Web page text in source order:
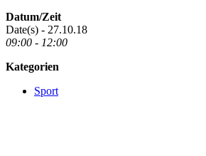
Datum/Zeit
Date(s) - 27.10.18
09:00 - 12:00
Kategorien
Sport